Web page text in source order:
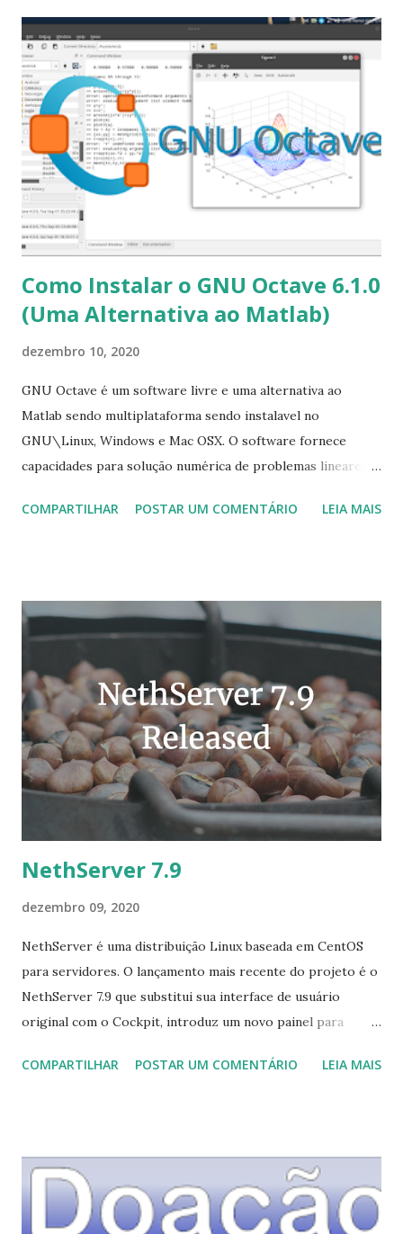
schiex/blender $ sudo apt-get update $ sudo apt-get
install blender
Como Instalar o GNU Octave 6.1.0
(Uma Alternativa ao Matlab)
dezembro 10, 2020
GNU Octave é um software livre e uma alternativa ao
Matlab sendo multiplataforma sendo instalavel no
GNU\Linux, Windows e Mac OSX. O software fornece
capacidades para solução numérica de problemas lineares e
manipulação de dados. Para saber todas as novidade do
flathub https://flathub.org/repo/flathub.flatpakrepo
$flatpak install flathub org.octave.Octave
COMPARTILHAR POSTAR UM COMENTÁRIO LEIA MAIS
NethServer 7.9
dezembro 09, 2020
NethServer é uma distribuição Linux baseada em CentOS
para servidores. O lançamento mais recente do projeto é o
NethServer 7.9 que substitui sua interface de usuário
original com o Cockpit, introduz um novo painel para
atualizada com sua base CentOS. "Destaques da versão
importantes. NethGUI está morto. Bem-vindo Cockpit: O
antigo Gerenciador de Servidor (nomeadamente NethGUI)
não está disponível por padrão em novas instalações. Para
COMPARTILHAR POSTAR UM COMENTÁRIO LEIA MAIS